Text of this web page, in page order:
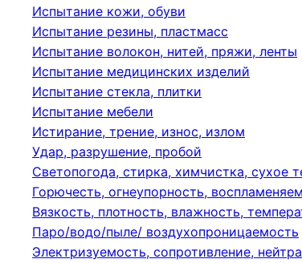
Испытание кожи, обуви
Испытание резины, пластмасс
Испытание волокон, нитей, пряжи, ленты
Испытание медицинских изделий
Испытание стекла, плитки
Испытание мебели
Истирание, трение, износ, излом
Удар, разрушение, пробой
Светопогода, стирка, химчистка, сухое
Горючесть, огнеупорность,
Вязкость, плотность, влажность,
Паро/водо/пыле/ воздухопроницаемость
Электризуемость, сопротивление,